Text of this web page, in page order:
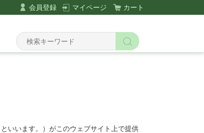
会員登録 マイページ カート
いいます。）がこのウェブサイト上で提供